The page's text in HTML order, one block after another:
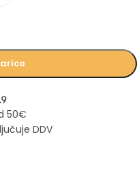
50€
DDV